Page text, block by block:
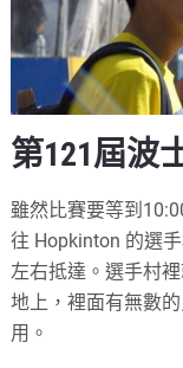
第121屆波
雖然比賽要等到
往 Hopkinton 的選
左右抵達。選手村
地上，裡面有無數
用。